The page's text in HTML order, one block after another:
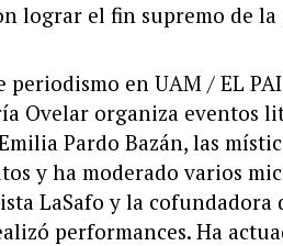
lograr el fin supremo de
periodismo en UAM / EL
Ovelar organiza eventos
Pardo Bazán, las
y ha moderado varios
LaSafo y la
performances. Ha